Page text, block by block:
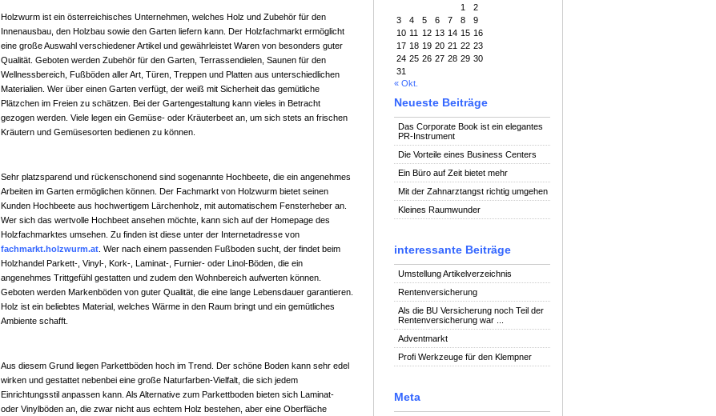
1
2
3
4 5 6 7 8
9
10 11 12 13 14 15 16
17 18 19 20 21 22 23
24 25 26 27 28 29 30
31
« Okt.
Neueste Beiträge
Das Corporate Book ist ein elegantes
PR-Instrument
Die Vorteile eines Business Centers
Ein Büro auf Zeit bietet mehr
Mit der Zahnarztangst richtig umgehen
Kleines Raumwunder
interessante Beiträge
Umstellung Artikelverzeichnis
Rentenversicherung
Als die BU Versicherung noch Teil der
Rentenversicherung war ...
Adventmarkt
Profi Werkzeuge für den Klempner
Meta
Holzwurm ist ein österreichisches Unternehmen, welches Holz und Zubehör für den
Innenausbau, den Holzbau sowie den Garten liefern kann. Der Holzfachmarkt ermöglicht
eine große Auswahl verschiedener Artikel und gewährleistet Waren von besonders guter
Qualität. Geboten werden Zubehör für den Garten, Terrassendielen, Saunen für den
Wellnessbereich, Fußböden aller Art, Türen, Treppen und Platten aus unterschiedlichen
Materialien. Wer über einen Garten verfügt, der weiß mit Sicherheit das gemütliche
Plätzchen im Freien zu schätzen. Bei der Gartengestaltung kann vieles in Betracht
gezogen werden. Viele legen ein Gemüse- oder Kräuterbeet an, um sich stets an frischen
Kräutern und Gemüsesorten bedienen zu können.
Sehr platzsparend und rückenschonend sind sogenannte Hochbeete, die ein angenehmes
Arbeiten im Garten ermöglichen können. Der Fachmarkt von Holzwurm bietet seinen
Kunden Hochbeete aus hochwertigem Lärchenholz, mit automatischem Fensterheber an.
Wer sich das wertvolle Hochbeet ansehen möchte, kann sich auf der Homepage des
Holzfachmarktes umsehen. Zu finden ist diese unter der Internetadresse von
fachmarkt.holzwurm.at . Wer nach einem passenden Fußboden sucht, der findet beim
Holzhandel Parkett-, Vinyl-, Kork-, Laminat-, Furnier- oder Linol-Böden, die ein
angenehmes Trittgefühl gestatten und zudem den Wohnbereich aufwerten können.
Geboten werden Markenböden von guter Qualität, die eine lange Lebensdauer garantieren.
Holz ist ein beliebtes Material, welches Wärme in den Raum bringt und ein gemütliches
Ambiente schafft.
Aus diesem Grund liegen Parkettböden hoch im Trend. Der schöne Boden kann sehr edel
wirken und gestattet nebenbei eine große Naturfarben-Vielfalt, die sich jedem
Einrichtungsstil anpassen kann. Als Alternative zum Parkettboden bieten sich Laminat-
oder Vinylböden an, die zwar nicht aus echtem Holz bestehen, aber eine Oberfläche